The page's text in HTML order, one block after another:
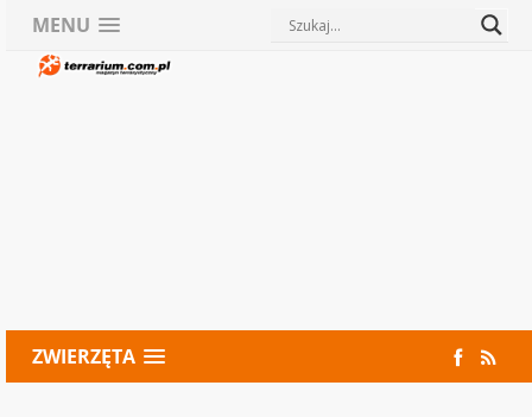
MENU
ZWIERZĘTA